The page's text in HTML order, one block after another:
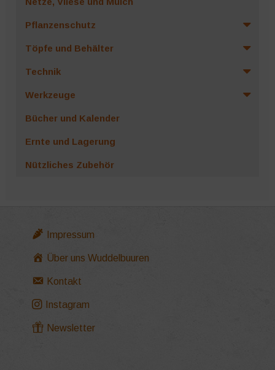
Pflanzenschutz
Töpfe und Behälter
Technik
Werkzeuge
Bücher und Kalender
Ernte und Lagerung
Nützliches Zubehör
Impressum
Über uns Wuddelbuuren
Kontakt
Instagram
Newsletter